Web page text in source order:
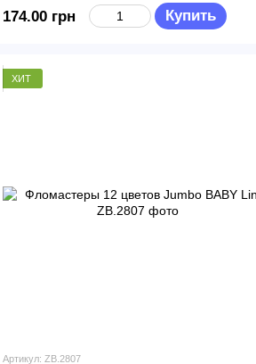
174.00 грн Купить
ХИТ
Артикул: ZB.2807